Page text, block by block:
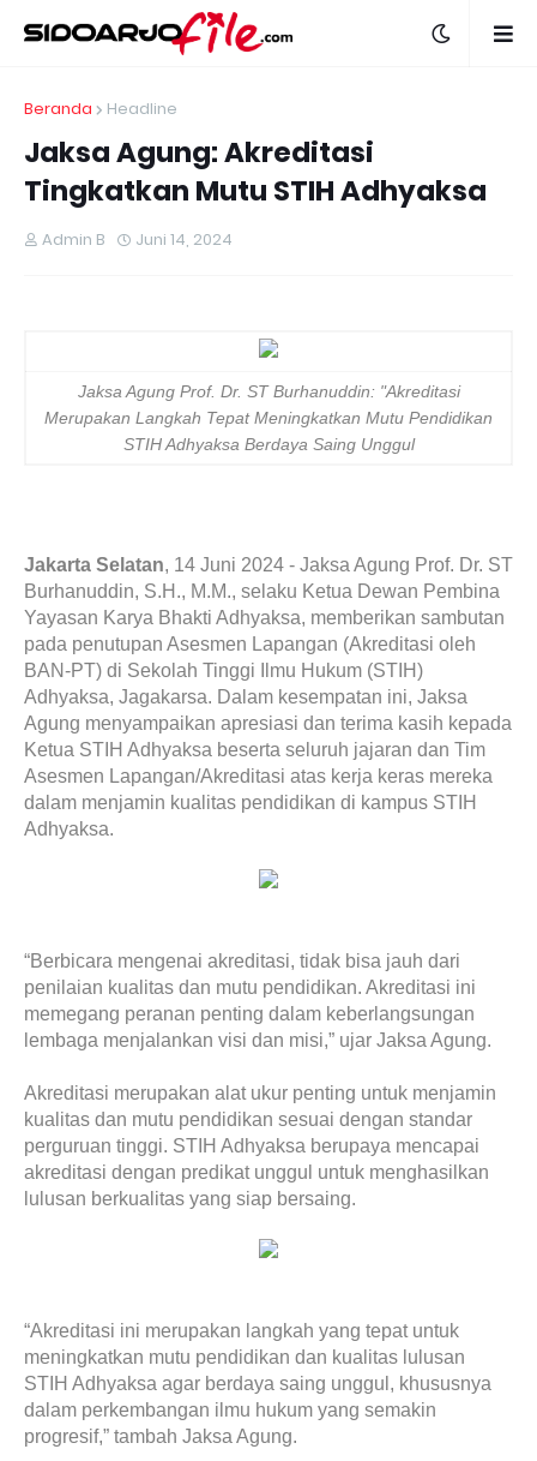
Beranda Headline
Jaksa Agung: Akreditasi
Tingkatkan Mutu STIH Adhyaksa
Admin B Juni 14, 2024
Jaksa Agung Prof. Dr. ST Burhanuddin: "Akreditasi
Merupakan Langkah Tepat Meningkatkan Mutu Pendidikan
STIH Adhyaksa Berdaya Saing Unggul
Jakarta Selatan, 14 Juni 2024 - Jaksa Agung Prof. Dr. ST
Burhanuddin, S.H., M.M., selaku Ketua Dewan Pembina
Yayasan Karya Bhakti Adhyaksa, memberikan sambutan
pada penutupan Asesmen Lapangan (Akreditasi oleh
BAN-PT) di Sekolah Tinggi Ilmu Hukum (STIH)
Adhyaksa, Jagakarsa. Dalam kesempatan ini, Jaksa
Agung menyampaikan apresiasi dan terima kasih kepada
Ketua STIH Adhyaksa beserta seluruh jajaran dan Tim
Asesmen Lapangan/Akreditasi atas kerja keras mereka
dalam menjamin kualitas pendidikan di kampus STIH
Adhyaksa.
“Berbicara mengenai akreditasi, tidak bisa jauh dari
penilaian kualitas dan mutu pendidikan. Akreditasi ini
memegang peranan penting dalam keberlangsungan
lembaga menjalankan visi dan misi,” ujar Jaksa Agung.
Akreditasi merupakan alat ukur penting untuk menjamin
kualitas dan mutu pendidikan sesuai dengan standar
perguruan tinggi. STIH Adhyaksa berupaya mencapai
akreditasi dengan predikat unggul untuk menghasilkan
lulusan berkualitas yang siap bersaing.
“Akreditasi ini merupakan langkah yang tepat untuk
meningkatkan mutu pendidikan dan kualitas lulusan
STIH Adhyaksa agar berdaya saing unggul, khususnya
dalam perkembangan ilmu hukum yang semakin
progresif,” tambah Jaksa Agung.